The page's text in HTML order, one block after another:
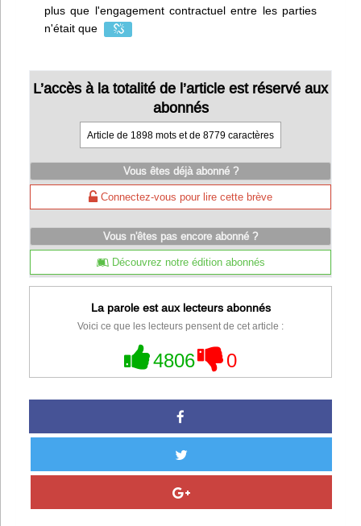
plus que l'engagement contractuel entre les parties
n'était que
L’accès à la totalité de l’article est réservé aux
abonnés
Article de 1898 mots et de 8779 caractères
Vous êtes déjà abonné ?
Connectez-vous pour lire cette brève
Vous n'êtes pas encore abonné ?
Découvrez notre édition abonnés
La parole est aux lecteurs abonnés
Voici ce que les lecteurs pensent de cet article :
4806 0